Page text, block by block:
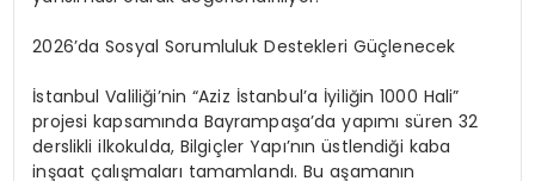
2026’da Sosyal Sorumluluk Destekleri Güçlenecek
İstanbul Valiliği’nin “Aziz İstanbul’a İyiliğin 1000 Hali”
projesi kapsamında Bayrampaşa’da yapımı süren 32
derslikli ilkokulda, Bilgiçler Yapı’nın üstlendiği kaba
inşaat çalışmaları tamamlandı. Bu aşamanın